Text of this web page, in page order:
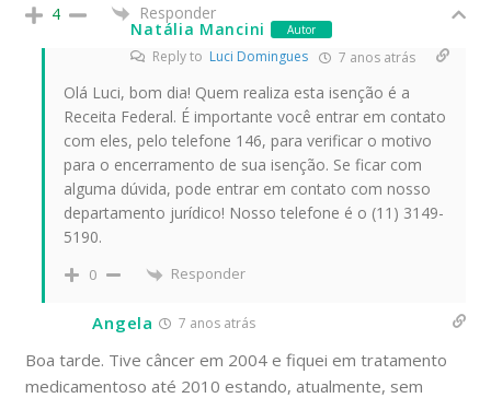
4
Responder
Natália Mancini
Autor
Reply to Luci Domingues 7 anos atrás
Olá Luci, bom dia! Quem realiza esta isenção é a
Receita Federal. É importante você entrar em contato
com eles, pelo telefone 146, para verificar o motivo
para o encerramento de sua isenção. Se ficar com
alguma dúvida, pode entrar em contato com nosso
departamento jurídico! Nosso telefone é o (11) 3149-
5190.
0 Responder
Angela 7 anos atrás
Boa tarde. Tive câncer em 2004 e fiquei em tratamento
medicamentoso até 2010 estando, atualmente, sem